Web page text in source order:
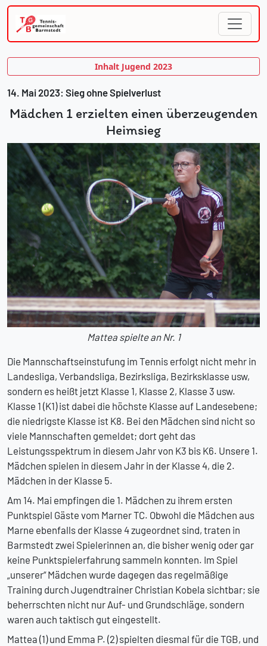
Inhalt Jugend 2023
14. Mai 2023: Sieg ohne Spielverlust
Mädchen 1 erzielten einen überzeugenden
Heimsieg
Mattea spielte an Nr. 1
Die Mannschaftseinstufung im Tennis erfolgt nicht mehr in
Landesliga, Verbandsliga, Bezirksliga, Bezirksklasse usw,
sondern es heißt jetzt Klasse 1, Klasse 2, Klasse 3 usw.
Klasse 1 (K1) ist dabei die höchste Klasse auf Landesebene;
die niedrigste Klasse ist K8. Bei den Mädchen sind nicht so
viele Mannschaften gemeldet; dort geht das
Leistungsspektrum in diesem Jahr von K3 bis K6. Unsere 1.
Mädchen spielen in diesem Jahr in der Klasse 4, die 2.
Mädchen in der Klasse 5.
Am 14. Mai empfingen die 1. Mädchen zu ihrem ersten
Punktspiel Gäste vom Marner TC. Obwohl die Mädchen aus
Marne ebenfalls der Klasse 4 zugeordnet sind, traten in
Barmstedt zwei Spielerinnen an, die bisher wenig oder gar
keine Punktspielerfahrung sammeln konnten. Im Spiel
„unserer“ Mädchen wurde dagegen das regelmäßige
Training durch Jugendtrainer Christian Kobela sichtbar; sie
beherrschten nicht nur Auf- und Grundschläge, sondern
waren auch taktisch gut eingestellt.
Mattea (1) und Emma P. (2) spielten diesmal für die TGB, und